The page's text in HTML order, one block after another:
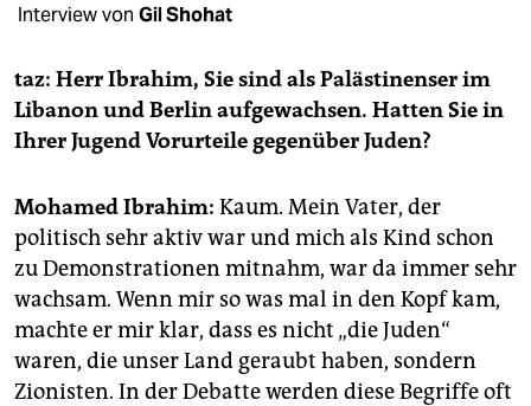
fragen & hilfe
unterstützen
abo
epaper login
Interview von Gil Shohat
taz: Herr Ibrahim, Sie sind als Palästinenser im
Libanon und Berlin aufgewachsen. Hatten Sie in
Ihrer Jugend Vorurteile gegenüber Juden?
Mohamed Ibrahim: Kaum. Mein Vater, der
politisch sehr aktiv war und mich als Kind schon
zu Demonstrationen mitnahm, war da immer sehr
wachsam. Wenn mir so was mal in den Kopf kam,
machte er mir klar, dass es nicht „die Juden“
waren, die unser Land geraubt haben, sondern
Zionisten. In der Debatte werden diese Begriffe oft